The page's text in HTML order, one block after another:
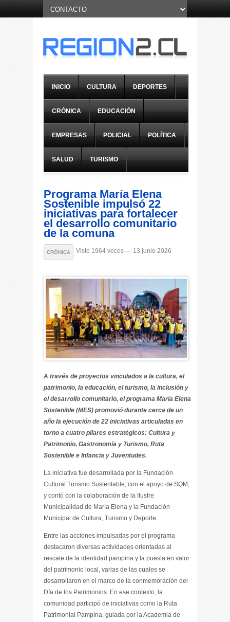
INICIO CULTURA DEPORTES
CRÓNICA EDUCACIÓN
EMPRESAS POLICIAL POLÍTICA
SALUD TURISMO
Programa María Elena
Sostenible impulsó 22
iniciativas para fortalecer
el desarrollo comunitario
de la comuna
CRÓNICA Visto 1964 veces — 13 junio 2026
A través de proyectos vinculados a la cultura, el
patrimonio, la educación, el turismo, la inclusión y
el desarrollo comunitario, el programa María Elena
Sostenible (MES) promovió durante cerca de un
año la ejecución de 22 iniciativas articuladas en
torno a cuatro pilares estratégicos: Cultura y
Patrimonio, Gastronomía y Turismo, Ruta
Sostenible e Infancia y Juventudes.
La iniciativa fue desarrollada por la Fundación
Cultural Turismo Sustentable, con el apoyo de SQM,
y contó con la colaboración de la Ilustre
Municipalidad de María Elena y la Fundación
Municipal de Cultura, Turismo y Deporte.
Entre las acciones impulsadas por el programa
destacaron diversas actividades orientadas al
rescate de la identidad pampina y la puesta en valor
del patrimonio local, varias de las cuales se
desarrollaron en el marco de la conmemoración del
Día de los Patrimonios. En ese contexto, la
comunidad participó de iniciativas como la Ruta
Patrimonial Pampina, guiada por la Academia de